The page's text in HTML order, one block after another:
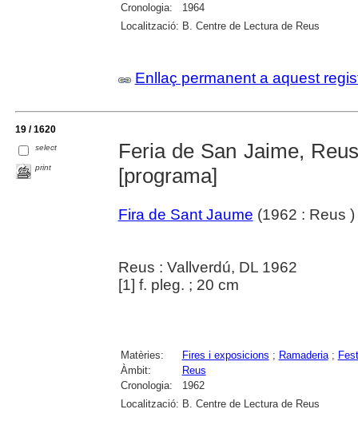
Cronologia:
1964
Localització: B. Centre de Lectura de Reus
Enllaç permanent a aquest
19 / 1620
select
print
Feria de San Jaime,
[programa]
Fira de Sant Jaume (1962 : Reus )
Reus : Vallverdú, DL 1962
[1] f. pleg. ; 20 cm
Matèries: Fires i exposicions ; Ramaderia;
Àmbit:
Reus
Cronologia:
1962
Localització: B. Centre de Lectura de Reus